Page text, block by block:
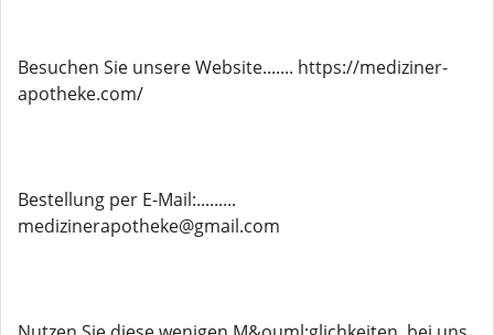
Besuchen Sie unsere Website....... https://mediziner-
apotheke.com/
Bestellung per E-Mail:.........
medizinerapotheke@gmail.com